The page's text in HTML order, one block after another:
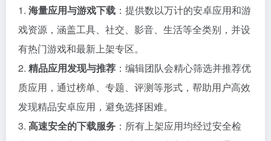
1. 海量应用与游戏下载 ：提供数以万计的安卓应用和游
戏资源，涵盖工具、社交、影音、生活等全类别，并设
有热门游戏和最新上架专区。
2. 精品应用发现与推荐 ：编辑团队会精心筛选并推荐优
质应用，通过榜单、专题、评测等形式，帮助用户高效
发现精品安卓应用，避免选择困难。
3. 高速安全的下载服务 ：所有上架应用均经过安全检